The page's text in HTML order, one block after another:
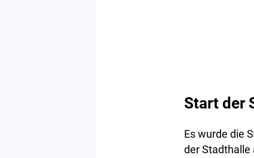
Start der
Es wurde die
der Stadthalle